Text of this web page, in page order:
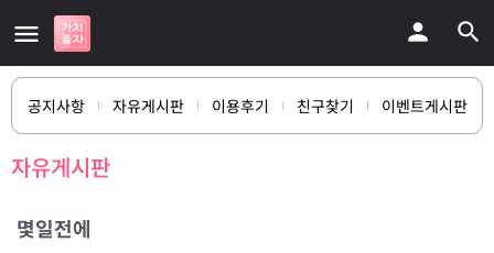
공지사항 자유게시판 이용후기 친구찾기 이벤트게시판
자유게시판
몇일전에